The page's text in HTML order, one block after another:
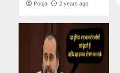
Pooja 2 years ago